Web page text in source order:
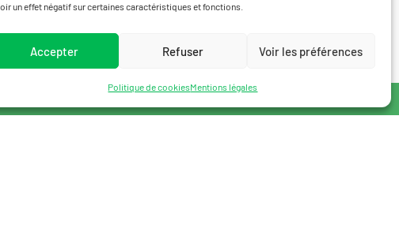
un effet négatif sur certaines caractéristiques et fonctions.
Accepter Refuser Voir les préférences
Politique de cookiesMentions légales